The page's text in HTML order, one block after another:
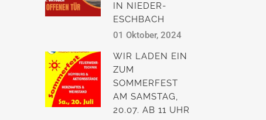
IN NIEDER-
ESCHBACH
01 Oktober, 2024
WIR LADEN EIN
ZUM
SOMMERFEST
AM SAMSTAG,
20.07. AB 11 UHR